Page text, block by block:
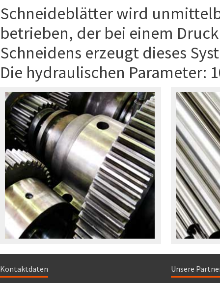
Schneideblätter wird
betrieben, der bei einem
Schneidens erzeugt dieses
Die hydraulischen Parameter:
Kontaktdaten Unsere